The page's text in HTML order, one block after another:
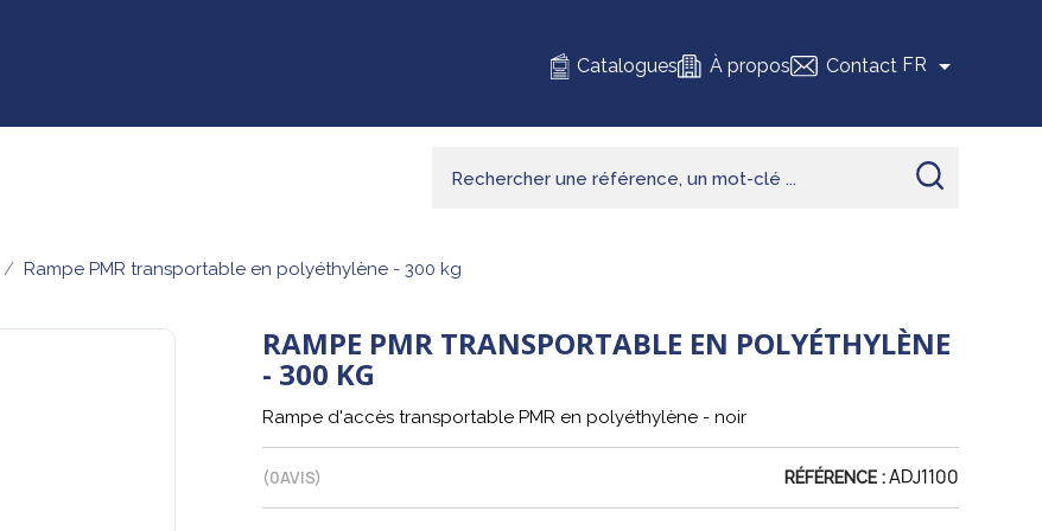
Catalogues À propos Contact FR 
Rampe PMR transportable en polyéthylène - 300 kg
RAMPE PMR TRANSPORTABLE EN POLYÉTHYLÈNE
- 300 KG
Rampe d'accès transportable PMR en polyéthylène - noir
(0AVIS) RÉFÉRENCE :ADJ1100